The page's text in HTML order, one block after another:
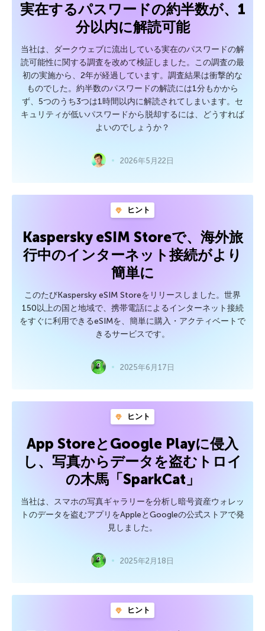
実在するパスワードの約半数が、1
分以内に解読可能
当社は、ダークウェブに流出している実在のパスワードの解
読可能性に関する調査を改めて検証しました。この調査の最
初の実施から、2年が経過しています。調査結果は衝撃的な
ものでした。約半数のパスワードの解読には1分もかから
ず、5つのうち3つは1時間以内に解読されてしまいます。セ
キュリティが低いパスワードから脱却するには、どうすれば
よいのでしょうか？
2026年5月22日
ヒント
Kaspersky eSIM Storeで、海外旅
行中のインターネット接続がより
簡単に
このたびKaspersky eSIM Storeをリリースしました。世界
150以上の国と地域で、携帯電話によるインターネット接続
をすぐに利用できるeSIMを、簡単に購入・アクティベートで
きるサービスです。
2025年6月17日
ヒント
App StoreとGoogle Playに侵入
し、写真からデータを盗むトロイ
の木馬「SparkCat」
当社は、スマホの写真ギャラリーを分析し暗号資産ウォレッ
トのデータを盗むアプリをAppleとGoogleの公式ストアで発
見しました。
2025年2月18日
ヒント